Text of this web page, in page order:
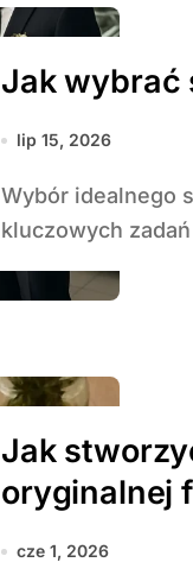
Jak wybrać
lip 15, 2026
Wybór idealnego samochodu na ślub to jedno z
kluczowych
Jak
oryginalnej
cze 1, 2026